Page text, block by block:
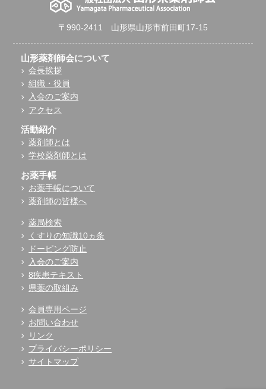
〒990-2411 山形県山形市前田町17-15
山形薬剤師会について
会長挨拶
組織・役員
入会のご案内
アクセス
活動紹介
薬剤師とは
学校薬剤師とは
お薬手帳
お薬手帳について
薬剤師の皆様へ
薬局検索
くすりの知識10ヵ条
ドーピング防止
入会のご案内
8疾患テキスト
県薬の取組み
会員専用ページ
お問い合わせ
リンク
プライバシーポリシー
サイトマップ